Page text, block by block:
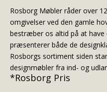
Rosborg Møbler råder over
omgivelser ved den gamle
bestræber os altid på at have
præsenterer både de
Rosborgs sortiment siden
designmøbler fra ind- og
*Rosborg Pris